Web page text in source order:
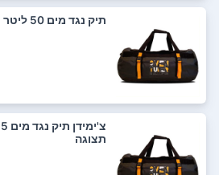
תיק נגד מים 50 ליטר
תצוגה